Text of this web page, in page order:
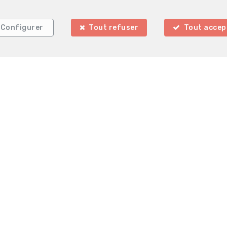
Configurer Tout refuser Tout